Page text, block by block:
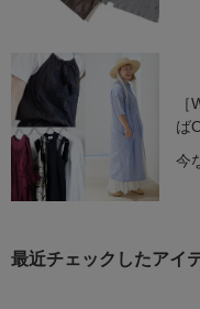
ば
今
最近チェックしたアイ